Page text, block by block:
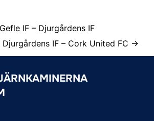
IF – Djurgårdens IF
Djurgårdens IF – Cork United FC →